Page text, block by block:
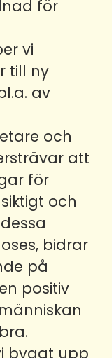
för
vi
till ny
av
och
att
för
och
bidrar
på
positiv
byggt upp